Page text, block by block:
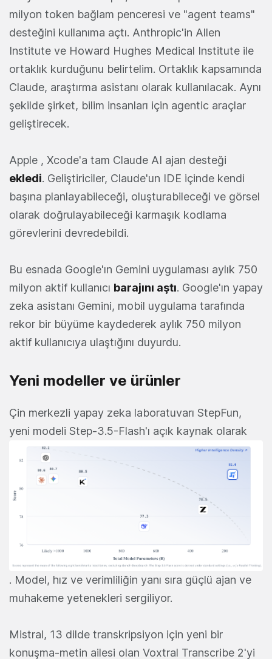
milyon token bağlam penceresi ve "agent teams"
desteğini kullanıma açtı. Anthropic'in Allen
Institute ve Howard Hughes Medical Institute ile
ortaklık kurduğunu belirtelim. Ortaklık kapsamında
Claude, araştırma asistanı olarak kullanılacak. Aynı
şekilde şirket, bilim insanları için agentic araçlar
geliştirecek.
Apple , Xcode'a tam Claude AI ajan desteği
ekledi. Geliştiriciler, Claude'un IDE içinde kendi
başına planlayabileceği, oluşturabileceği ve görsel
olarak doğrulayabileceği karmaşık kodlama
görevlerini devredebildi.
Bu esnada Google'ın Gemini uygulaması aylık 750
milyon aktif kullanıcı barajını aştı. Google'ın yapay
zeka asistanı Gemini, mobil uygulama tarafında
rekor bir büyüme kaydederek aylık 750 milyon
aktif kullanıcıya ulaştığını duyurdu.
Yeni modeller ve ürünler
Çin merkezli yapay zeka laboratuvarı StepFun,
yeni modeli Step-3.5-Flash'ı açık kaynak olarak
. Model, hız ve verimliliğin yanı sıra güçlü ajan ve
muhakeme yetenekleri sergiliyor.
Mistral, 13 dilde transkripsiyon için yeni bir
konuşma-metin ailesi olan Voxtral Transcribe 2'yi